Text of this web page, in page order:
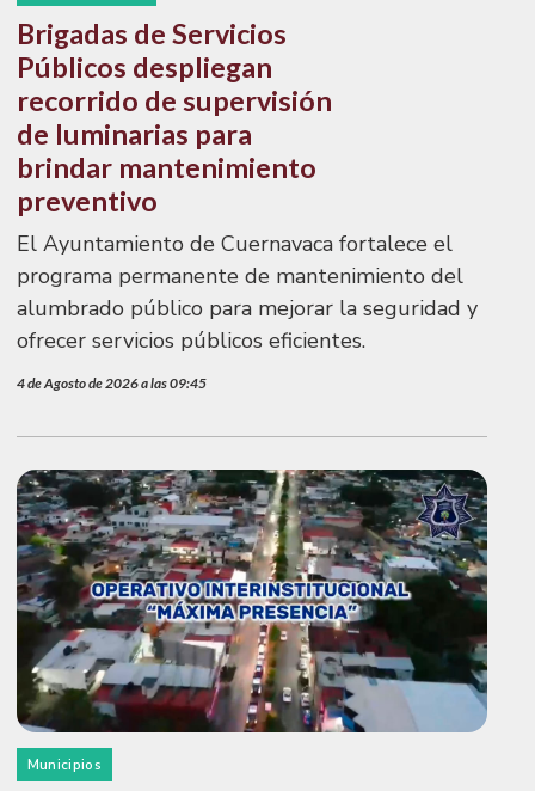
Brigadas de Servicios
Públicos despliegan
recorrido de supervisión
de luminarias para
brindar mantenimiento
preventivo
El Ayuntamiento de Cuernavaca fortalece el
programa permanente de mantenimiento del
alumbrado público para mejorar la seguridad y
ofrecer servicios públicos eficientes.
4 de Agosto de 2026 a las 09:45
Municipios